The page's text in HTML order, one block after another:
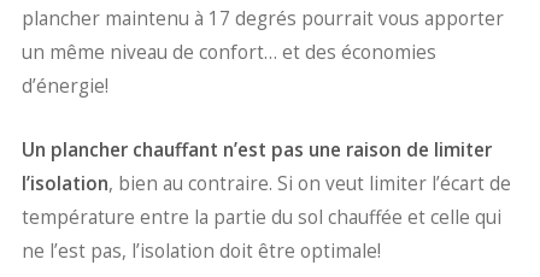
plancher maintenu à 17 degrés pourrait vous apporter
un même niveau de confort… et des économies
d’énergie!
Un plancher chauffant n’est pas une raison de limiter
l’isolation, bien au contraire. Si on veut limiter l’écart de
température entre la partie du sol chauffée et celle qui
ne l’est pas, l’isolation doit être optimale!